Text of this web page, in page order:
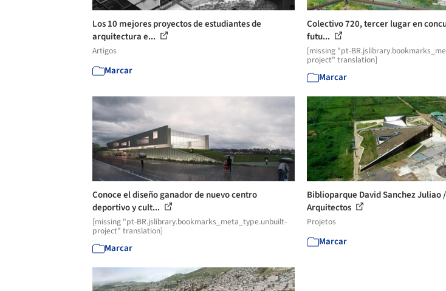
Los 10 mejores proyectos de estudiantes de
arquitectura e...
Artigos
Marcar
Colectivo 720, tercer lugar en
futu...
[missing "pt-
project" translation]
Marcar
Conoce el diseño ganador de nuevo centro
deportivo y cult...
[missing "pt-BR.jslibrary.bookmarks_meta_type.unbuilt-
project" translation]
Marcar
Biblioparque David Sanchez Juliao
Arquitectos
Projetos
Marcar